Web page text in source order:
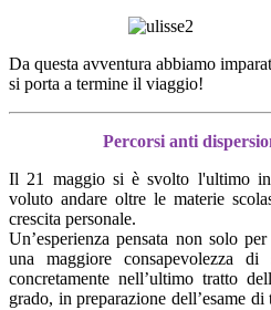
Da questa avventura abbiamo
si porta a termine il viaggio!
Percorsi anti
Il 21 maggio si è svolto l'ultimo
voluto andare oltre le materie
crescita personale.
Un’esperienza pensata non solo
una maggiore consapevolezza
concretamente nell’ultimo tratto
grado, in preparazione dell’esame